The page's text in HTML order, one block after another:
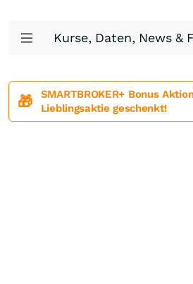
Kurse, Daten, News &
🎁
SMARTBROKER+ Bonus
Lieblingsaktie geschenkt!